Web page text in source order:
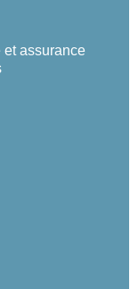
et assurance